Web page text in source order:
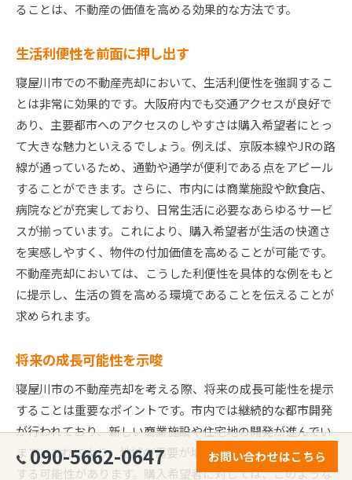
ることは、不動産の価値を高める効果的な方法です。
生活利便性を前面に押し出す
寝屋川市での不動産売却において、生活利便性を強調するこ
とは非常に効果的です。大阪府内でも交通アクセスが良好で
あり、主要都市へのアクセスのしやすさは購入希望者にとっ
て大きな魅力といえるでしょう。例えば、京阪本線やJRの路
線が通っているため、通勤や通学が便利である点をアピール
することができます。さらに、市内には商業施設や飲食店、
病院などが充実しており、日常生活に必要なあらゆるサービ
スが揃っています。これにより、購入希望者が生活の快適さ
を実感しやすく、物件の付加価値を高めることが可能です。
不動産売却においては、こうした利便性を具体的な例をもと
に提示し、生活の質を高める環境であることを伝えることが
求められます。
将来の成長可能性を示唆
寝屋川市の不動産売却を考える際、将来の成長可能性を提示
することは重要なポイントです。市内では継続的な都市開発
が行われており、新しい商業施設や住宅地の開発が進んでい
ます。これにより、地域の需要が増加し、不動産価値が上昇
する可能性があります。購入希望者に対しては、このような
090-5662-0647 お問い合わせはこちら